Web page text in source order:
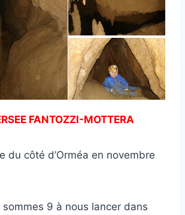
FANTOZZI-MOTTERA
du côté d’Orméa en novembre
9 à nous lancer dans